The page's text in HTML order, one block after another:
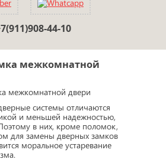
44-10
межкомнатной
системы отличаются
и меньшей надежностью,
в них, кроме поломок,
для замены дверных замков
моральное устаревание